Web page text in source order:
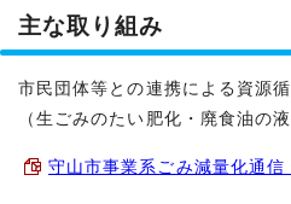
主な取り組み
市民団体等との連携による資源
（生ごみのたい肥化・廃食油の
守山市事業系ごみ減量化通